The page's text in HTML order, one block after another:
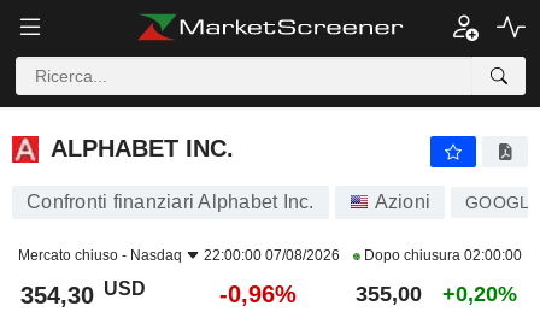
ALPHABET INC.
ALPHABET INC.
Confronti finanziari Alphabet Inc. Azioni GOOGL
Mercato chiuso - Nasdaq 22:00:00 07/08/2026 Dopo chiusura 02:00:00
354,30 USD -0,96% 355,00 +0,20%